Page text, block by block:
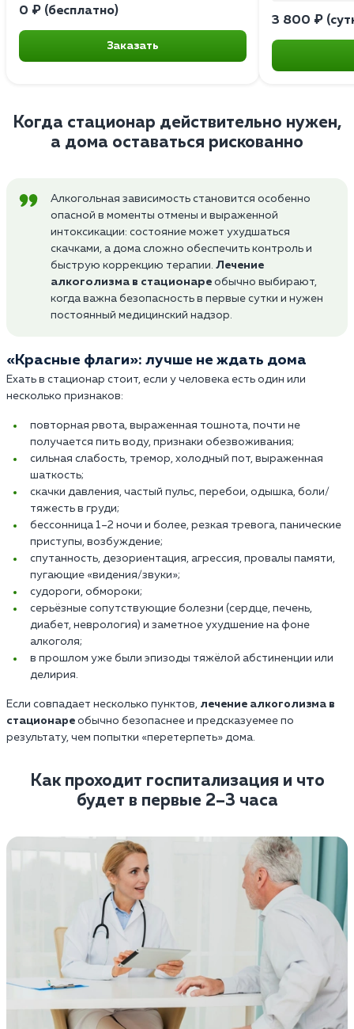
0 ₽ (бесплатно)
Заказать
3 800 ₽
Когда стационар действительно нужен,
а дома оставаться рискованно
Алкогольная зависимость становится особенно
опасной в моменты отмены и выраженной
интоксикации: состояние может ухудшаться
скачками, а дома сложно обеспечить контроль и
быструю коррекцию терапии. Лечение
алкоголизма в стационаре обычно выбирают,
когда важна безопасность в первые сутки и нужен
постоянный медицинский надзор.
«Красные флаги»: лучше не ждать дома
Ехать в стационар стоит, если у человека есть один или
несколько признаков:
повторная рвота, выраженная тошнота, почти не
получается пить воду, признаки обезвоживания;
сильная слабость, тремор, холодный пот, выраженная
шаткость;
скачки давления, частый пульс, перебои, одышка, боли/
тяжесть в груди;
бессонница 1–2 ночи и более, резкая тревога, панические
приступы, возбуждение;
спутанность, дезориентация, агрессия, провалы памяти,
пугающие «видения/звуки»;
судороги, обмороки;
серьёзные сопутствующие болезни (сердце, печень,
диабет, неврология) и заметное ухудшение на фоне
алкоголя;
в прошлом уже были эпизоды тяжёлой абстиненции или
делирия.
Если совпадает несколько пунктов, лечение алкоголизма в
стационаре обычно безопаснее и предсказуемее по
результату, чем попытки «перетерпеть» дома.
Как проходит госпитализация и что
будет в первые 2–3 часа